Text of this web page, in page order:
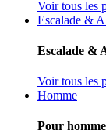
Voir tous les
Escalade &
Escalade &
Voir tous les
Homme
Pour homme